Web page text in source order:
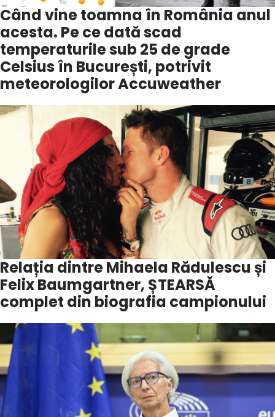
Când vine toamna în România anul
acesta. Pe ce dată scad
temperaturile sub 25 de grade
Celsius în București, potrivit
meteorologilor Accuweather
Relația dintre Mihaela Rădulescu și
Felix Baumgartner, ȘTEARSĂ
complet din biografia campionului